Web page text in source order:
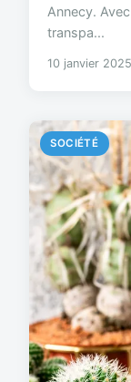
Annecy.
transpa...
10 janvier 2025
SOCIÉTÉ